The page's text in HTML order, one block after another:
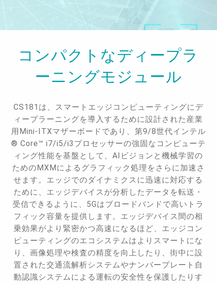
コンパクトなディープラ
ーニングモジュール
CS181は、スマートエッジコンピューティングにデ
ィープラーニングを導入するために設計された産業
用Mini-ITXマザーボードであり、第9/8世代インテル
® Core™ i7/i5/i3プロセッサーの強固なコンピューテ
ィング性能を基盤として、AIビジョンと機械学習の
ためのMXMによるグラフィック処理をさらに加速さ
せます。エッジでのダイナミクスに迅速に対応する
ために、エッジデバイスが分析したデータを転送・
受信できるように、5Gはブロードバンドで高いトラ
フィック容量を提供します。エッジデバイス間の相
乗効果がより緊密かつ高速になるほど、エッジコン
ピューティングのエコシステムはよりスマートにな
り、画像処理や検査の精度を向上したり、街中に設
置された交通流解析システムやナンバープレート自
動認識システムによる運転の安全性を保護したりす